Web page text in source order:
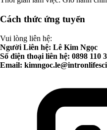
Cách thức ứng tuyển
Vui lòng liên hệ:
Người Liên hệ: Lê Kim Ngọc
Số điện thoại liên hệ: 0898 110
Email: